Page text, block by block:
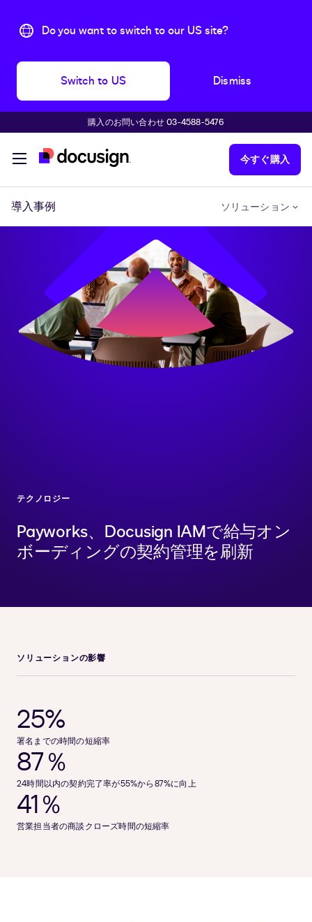
Do you want to switch to our US site?
Switch to US Dismiss
購入のお問い合わせ 03-4588-5476
今すぐ購入
導入事例 ソリューション
テクノロジー
Payworks、Docusign IAMで給与オン
ボーディングの契約管理を刷新
ソリューションの影響
25%
署名までの時間の短縮率
87％
24時間以内の契約完了率が55%から87%に向上
41％
営業担当者の商談クローズ時間の短縮率